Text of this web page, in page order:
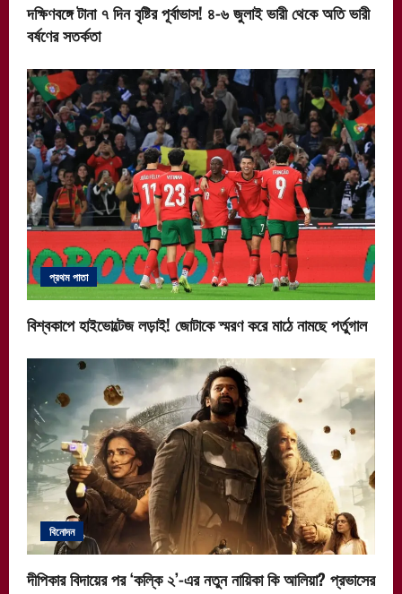
দক্ষিণবঙ্গে টানা ৭ দিন বৃষ্টির পূর্বাভাস! ৪-৬ জুলাই ভারী থেকে অতি ভারী
বর্ষণের সতর্কতা
প্রথম পাতা
বিশ্বকাপে হাইভোল্টেজ লড়াই! জোটাকে স্মরণ করে মাঠে নামছে পর্তুগাল
বিনোদন
দীপিকার বিদায়ের পর ‘কল্কি ২’-এর নতুন নায়িকা কি আলিয়া? প্রভাসের